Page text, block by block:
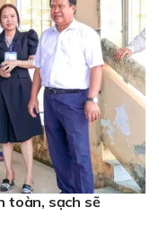
toàn, sạch sẽ